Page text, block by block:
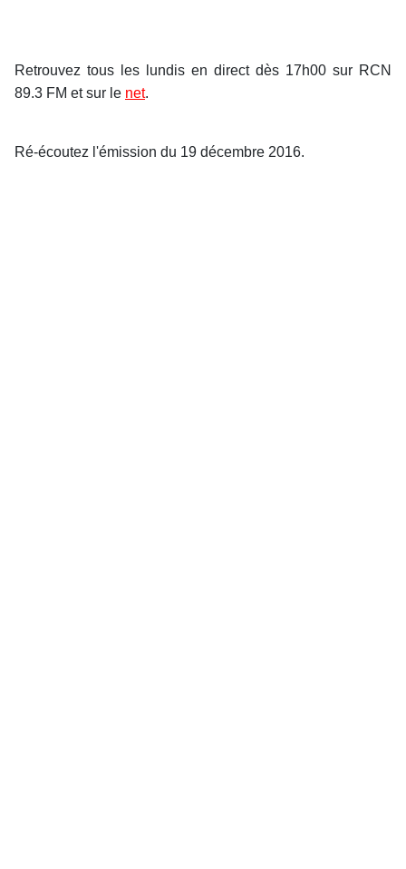
Retrouvez tous les lundis en direct dès 17h00 sur RCN
89.3 FM et sur le net.
Ré-écoutez l'émission du 19 décembre 2016.